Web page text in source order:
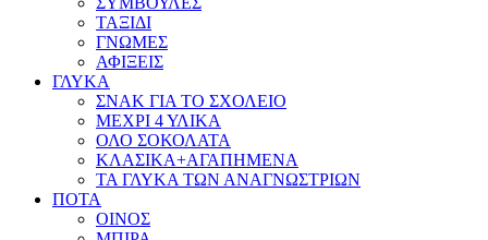
ΤΑΞΙΔΙ
ΓΝΩΜΕΣ
ΑΦΙΞΕΙΣ
ΓΛΥΚΑ
ΣΝΑΚ ΓΙΑ ΤΟ ΣΧΟΛΕΙΟ
ΜΕΧΡΙ 4 ΥΛΙΚΑ
ΟΛΟ ΣΟΚΟΛΑΤΑ
ΚΛΑΣΙΚΑ+ΑΓΑΠΗΜΕΝΑ
ΤΑ ΓΛΥΚΑ ΤΩΝ ΑΝΑΓΝΩΣΤΡΙΩΝ
ΠΟΤΑ
ΟΙΝΟΣ